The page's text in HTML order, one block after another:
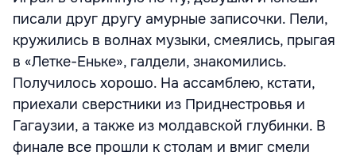
писали друг другу амурные записочки. Пели,
кружились в волнах музыки, смеялись, прыгая
в «Летке-Еньке», галдели, знакомились.
Получилось хорошо. На ассамблею, кстати,
приехали сверстники из Приднестровья и
Гагаузии, а также из молдавской глубинки. В
финале все прошли к столам и вмиг смели